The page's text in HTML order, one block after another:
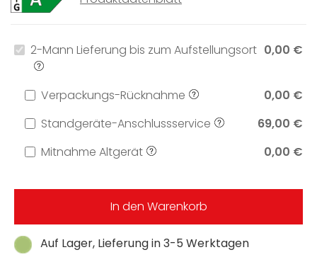
Auf Lager, Lieferung in 3-5 Werktagen
2-Mann Lieferung bis zum Aufstellungsort 0,00 €
Verpackungs-Rücknahme
0,00 €
Standgeräte-Anschlussservice
69,00 €
Mitnahme Altgerät
0,00 €
In den Warenkorb